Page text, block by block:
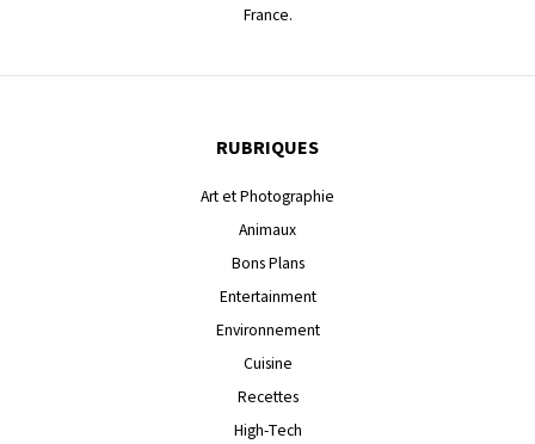
France.
RUBRIQUES
Art et Photographie
Animaux
Bons Plans
Entertainment
Environnement
Cuisine
Recettes
High-Tech